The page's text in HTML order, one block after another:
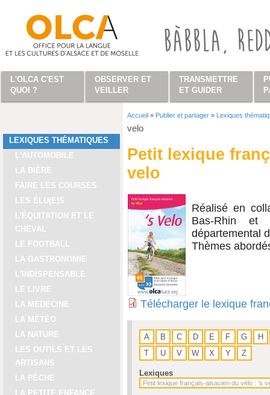
LEXIQUES THÉMATIQUES
L'AUTOMOBILE
LA BIÈRE
FAIRE LES COURSES
LES ÉLU(E)S
L’ÉQUITATION ET LE
CHEVAL
LE FOOTBALL
LA GASTRONOMIE
L'INDISPENSABLE
LE LIVRE
LA MÉDECINE
LA MÉTÉO
LA NATURE
LES OUTILS ET LES
ARTISANS
LA PÊCHE
LA PETITE ENFANCE
Vous êtes ici
Accueil » Publier et partager » Lexiques
velo
Petit lexique
velo
Réalisé en
Bas-Rhin et
départemental
Thèmes
Télécharger le lexique
A B C D E F G
H
T
U V W X Y Z
Lexiques
L'OLCA C'EST
QUOI ?
OBSERVER ET
VEILLER
TRANSMETTRE
ET GUIDER